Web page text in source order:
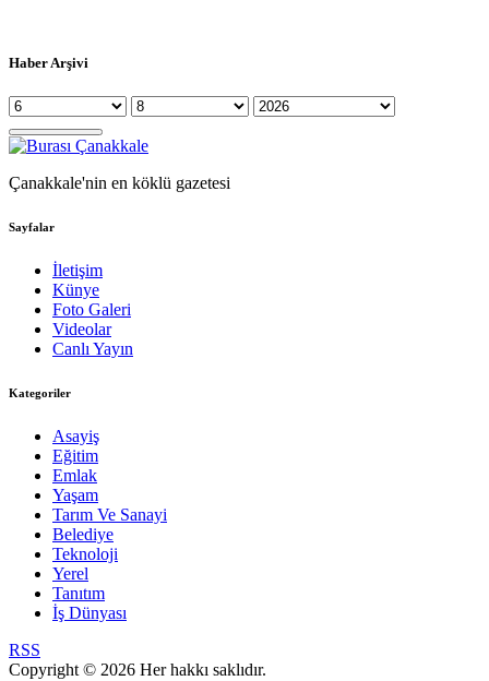
Haber Arşivi
Çanakkale'nin en köklü gazetesi
Sayfalar
İletişim
Künye
Foto Galeri
Videolar
Canlı Yayın
Kategoriler
Asayiş
Eğitim
Emlak
Yaşam
Tarım Ve Sanayi
Belediye
Teknoloji
Yerel
Tanıtım
İş Dünyası
RSS
Copyright © 2026 Her hakkı saklıdır.